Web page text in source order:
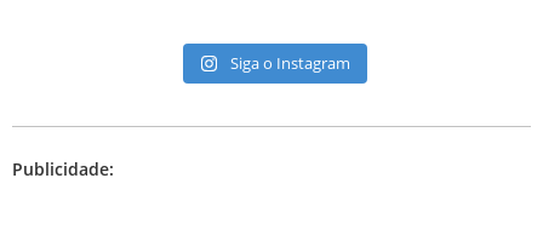
Siga o Instagram
Publicidade: